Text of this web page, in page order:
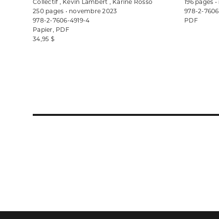
Collectif , Kevin Lambert , Karine Rosso
250 pages • novembre 2023
978-2-7606-4919-4
Papier, PDF
34,95 $
196 pages
978-2-
PDF